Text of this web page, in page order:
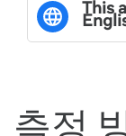
This